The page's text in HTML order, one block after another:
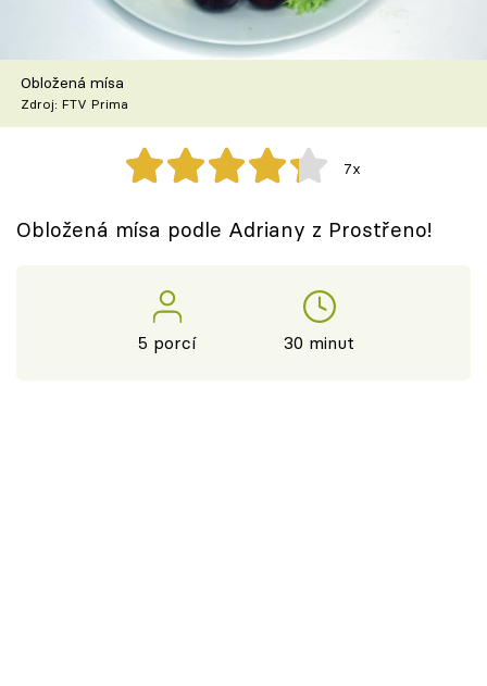
Škola vaření
Recepty z TV
Speciál: Cuketa
Těhotnej kuchař
Sledujte prima+
Obložená mísa
Zdroj: FTV Prima
7x
Obložená mísa podle Adriany z Prostřeno!
5 porcí 30 minut